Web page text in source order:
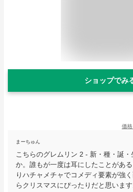
ショップでみ
価
まーちゅん
こちらのグレムリン 2 - 新・種・誕
か。誰もが一度は耳にしたことがあ
りハチャメチャでコメディ要素が強
らクリスマスにぴったりだと思います